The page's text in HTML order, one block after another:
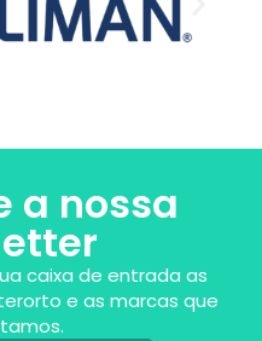
a nossa
caixa de entrada as
e as marcas que